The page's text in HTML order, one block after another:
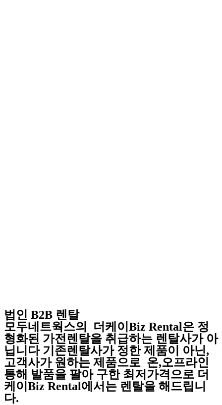
법인 B2B 렌탈
모두네트웍스의 더케이Biz Rental은 정
형화된 가전렌탈을 취급하는 렌탈사가 아
닙니다 기존렌탈사가 정한 제품이 아닌,
고객사가 원하는 제품으로 온,오프라인
통해 발품을 팔아 구한 최저가격으로 더
케이Biz Rental에서는 렌탈을 해드립니
다.